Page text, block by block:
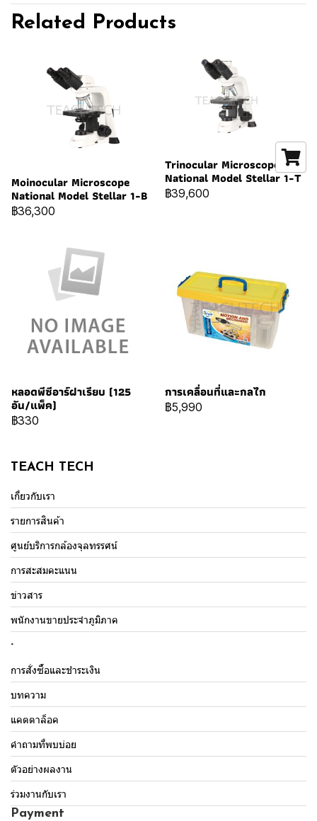
Related Products
Moinocular Microscope
National Model Stellar 1-B
฿36,300
Trinocular Microscope
National Model Stellar 1-T
฿39,600
หลอดพีซีอาร์ฝาเรียบ (125
อัน/แพ็ค)
฿330
การเคลื่อนที่และกลไก
฿5,990
TEACH TECH
เกี่ยวกับเรา
รายการสินค้า
ศูนย์บริการกล้องจุลทรรศน์
การสะสมคะแนน
ข่าวสาร
พนักงานขายประจำภูมิภาค
.
การสั่งซื้อและชำระเงิน
บทความ
แคตตาล็อค
คำถามที่พบบ่อย
ตัวอย่างผลงาน
ร่วมงานกับเรา
Payment